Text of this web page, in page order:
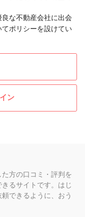
な不動産会社に出会
ポリシーを設けてい
ン
方の口コミ・評判を
るサイトです。はじ
できるように、おう